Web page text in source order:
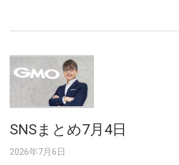
SNSまとめ7月4日
2026年7月6日